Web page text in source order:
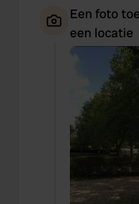
Een foto
een locatie